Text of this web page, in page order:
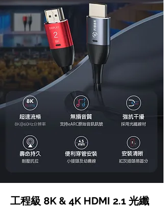
工程級 8K & 4K HDMI 2.1 光纖